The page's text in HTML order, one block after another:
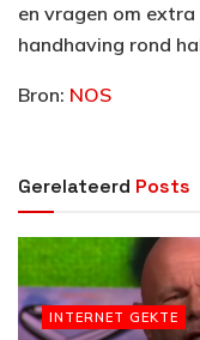
en vragen om
handhaving rond
Bron: NOS
Gerelateerd Posts
INTERNET GEKTE